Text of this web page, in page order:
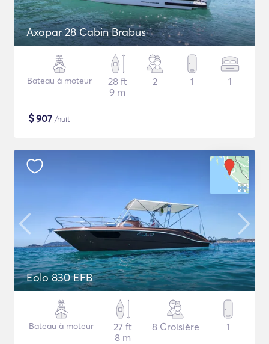
Axopar 28 Cabin Brabus
Bateau à moteur
28 ft
9 m
2 1 1
$907 /nuit
Eolo 830 EFB
Bateau à moteur
27 ft
8 m
8 Croisière 1